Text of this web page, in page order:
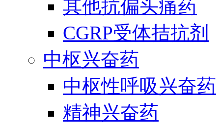
其他抗偏头痛药
CGRP受体拮抗剂
中枢兴奋药
中枢性呼吸兴奋药
精神兴奋药